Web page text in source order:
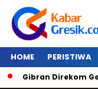
HOME PERISTIWA
Gibran Direkom